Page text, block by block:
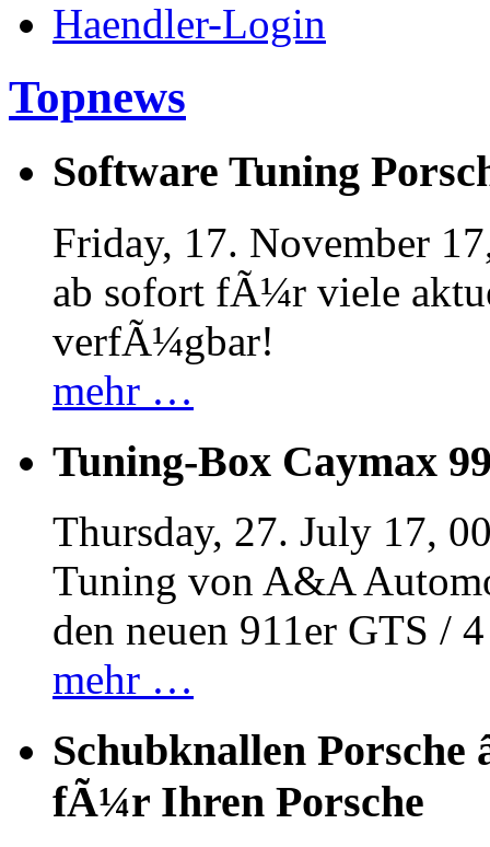
Haendler-Login
Topnews
Software Tuning
Friday, 17. November
ab sofort fÃ¼r viele
verfÃ¼gbar!
mehr …
Tuning-Box Caymax
Thursday, 27. July 17,
Tuning von A&A
den neuen 911er GTS /
mehr …
Schubknallen Porsche
fÃ¼r Ihren Porsche